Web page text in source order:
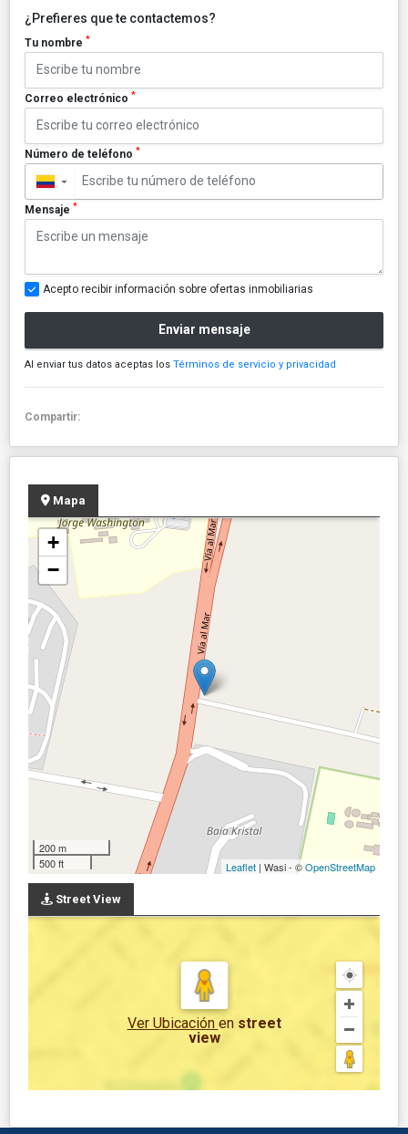
¿Prefieres que te contactemos?
Tu nombre *
Correo electrónico *
Número de teléfono *
▼
Mensaje *
Acepto recibir información sobre ofertas inmobiliarias
Enviar mensaje
Al enviar tus datos aceptas los Términos de servicio y privacidad
Compartir:
Mapa
+
−
200 m
500 ft
Leaflet | Wasi - ©OpenStreetMap
Street View
Ver Ubicación en street
view